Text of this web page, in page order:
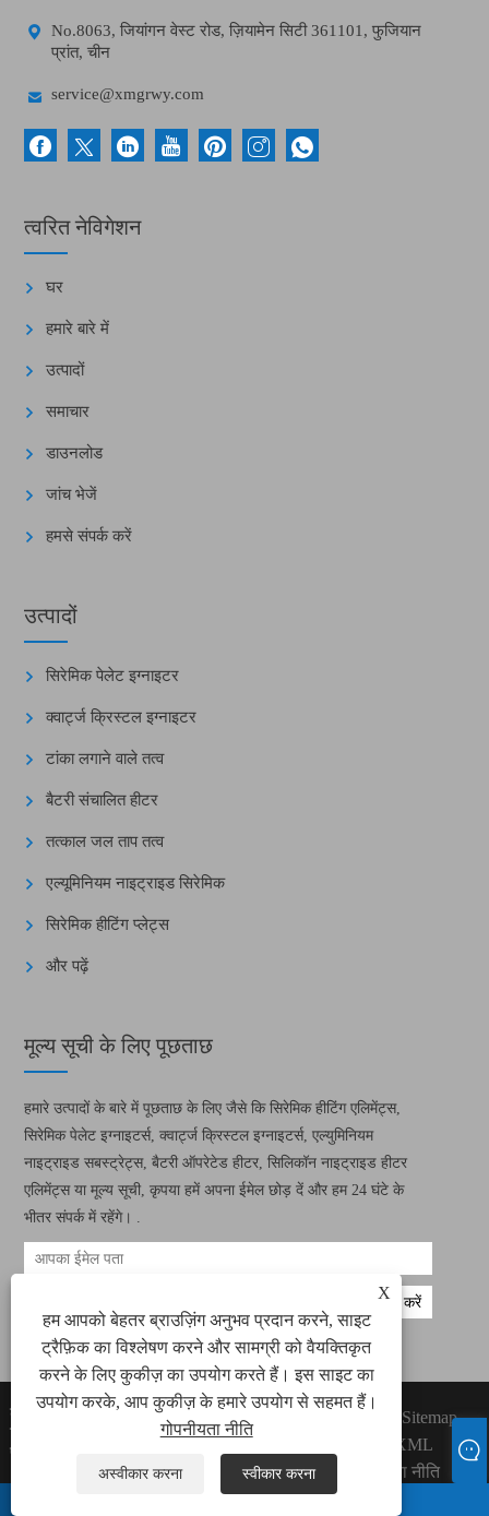
X
हम आपको बेहतर ब्राउज़िंग अनुभव प्रदान करने, साइट
ट्रैफ़िक का विश्लेषण करने और सामग्री को वैयक्तिकृत
करने के लिए कुकीज़ का उपयोग करते हैं। इस साइट का
उपयोग करके, आप कुकीज़ के हमारे उपयोग से सहमत हैं।
गोपनीयता नीति
अस्वीकार करना स्वीकार करना

No.8063, जियांगन वेस्ट रोड, ज़ियामेन सिटी 361101, फुजियान
प्रांत, चीन
 service@xmgrwy.com
त्वरित नेविगेशन
घर
हमारे बारे में
उत्पादों
समाचार
डाउनलोड
जांच भेजें
हमसे संपर्क करें
उत्पादों
सिरेमिक पेलेट इग्नाइटर
क्वार्ट्ज क्रिस्टल इग्नाइटर
टांका लगाने वाले तत्व
बैटरी संचालित हीटर
तत्काल जल ताप तत्व
एल्यूमिनियम नाइट्राइड सिरेमिक
सिरेमिक हीटिंग प्लेट्स
और पढ़ें
मूल्य सूची के लिए पूछताछ
हमारे उत्पादों के बारे में पूछताछ के लिए जैसे कि सिरेमिक हीटिंग एलिमेंट्स,
सिरेमिक पेलेट इग्नाइटर्स, क्वार्ट्ज क्रिस्टल इग्नाइटर्स, एल्युमिनियम
नाइट्राइड सबस्ट्रेट्स, बैटरी ऑपरेटेड हीटर, सिलिकॉन नाइट्राइड हीटर
एलिमेंट्स या मूल्य सूची, कृपया हमें अपना ईमेल छोड़ दें और हम 24 घंटे के
भीतर संपर्क में रहेंगे। .
कॉपीराइट © 2022 ज़ियामेन ग्रीन वे इलेक्ट्रॉनिक
टेक्नोलॉजी कं, लिमिटेड सभी सिरेमिक हीटिंग तत्व, सिरेमिक
पेलेट इग्निटर्स राइट्स आरक्षित।
Sitemap
XML
गोपनीयता नीति